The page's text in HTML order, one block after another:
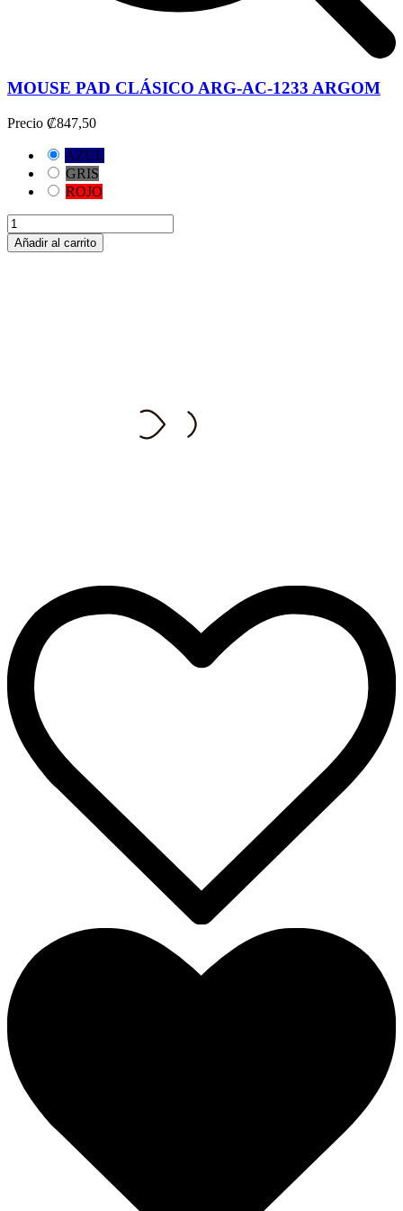
MOUSE PAD CLÁSICO ARG-AC-1233 ARGOM
Precio ₡847,50
AZUL
GRIS
ROJO
Añadir al carrito